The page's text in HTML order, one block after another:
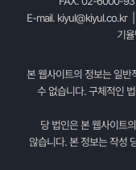
E-mail. kiyul@kiyul.co.kr|
기
본 웹사이트의 정보는 일반
수 없습니다. 구체적인
당 법인은 본 웹사이트
않습니다. 본 정보는 작성